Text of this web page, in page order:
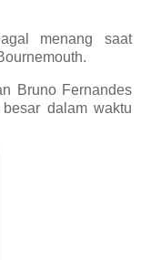
menang saat
Bruno Fernandes
dalam waktu